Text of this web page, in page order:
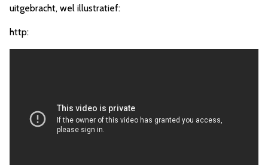
uitgebracht, wel illustratief:
http: